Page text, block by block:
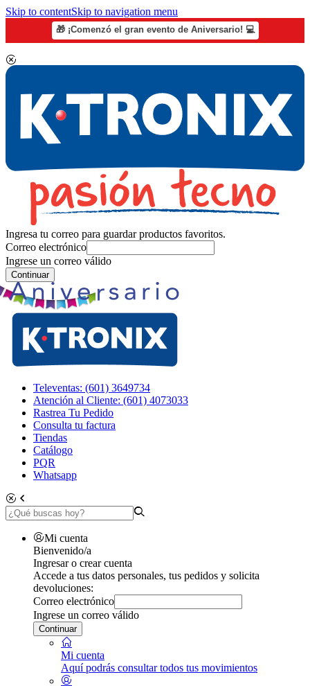
Skip to contentSkip to navigation menu
🎁 ¡Comenzó el gran evento de Aniversario! 💻
Ingresa tu correo para guardar productos favoritos.
Correo electrónico
Ingrese un correo válido
Continuar
Televentas: (601) 3649734
Atención al Cliente: (601) 4073033
Rastrea Tu Pedido
Consulta tu factura
Tiendas
Catálogo
PQR
Whatsapp
Mi cuenta
Bienvenido/a
Ingresar o crear cuenta
Accede a tus datos personales, tus pedidos y solicita
devoluciones:
Correo electrónico
Ingrese un correo válido
Continuar
Mi cuenta
Aquí podrás consultar todos tus movimientos